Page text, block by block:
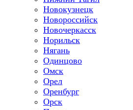
Новокузнецк
Новороссийск
Новочеркасск
Норильск
Нягань
Одинцово
Омск
Орел
Оренбург
Орск